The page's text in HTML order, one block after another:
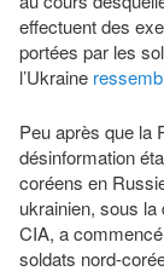
effectuent des
portées par les
l’Ukraine
Peu après que la
désinformation
coréens en
ukrainien, sous la
CIA, a
soldats nord-